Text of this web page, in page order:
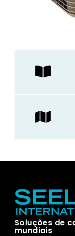
Soluções de
mundiais